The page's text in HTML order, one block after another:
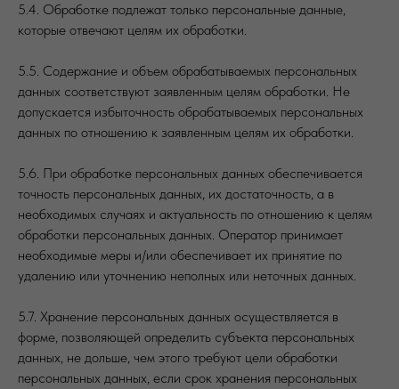
5.4. Обработке подлежат только персональные данные,
которые отвечают целям их обработки.
5.5. Содержание и объем обрабатываемых персональных
данных соответствуют заявленным целям обработки. Не
допускается избыточность обрабатываемых персональных
данных по отношению к заявленным целям их обработки.
5.6. При обработке персональных данных обеспечивается
точность персональных данных, их достаточность, а в
необходимых случаях и актуальность по отношению к целям
обработки персональных данных. Оператор принимает
необходимые меры и/или обеспечивает их принятие по
удалению или уточнению неполных или неточных данных.
5.7. Хранение персональных данных осуществляется в
форме, позволяющей определить субъекта персональных
данных, не дольше, чем этого требуют цели обработки
персональных данных, если срок хранения персональных